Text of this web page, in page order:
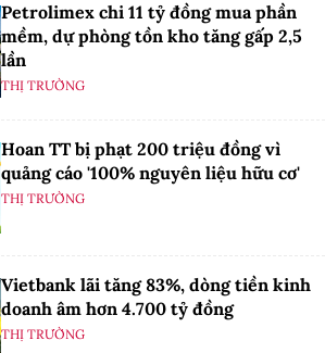
Petrolimex chi 11 tỷ đồng mua phần
mềm, dự phòng tồn kho tăng gấp 2,5
lần
THỊ TRƯỜNG
Hoan TT bị phạt 200 triệu đồng vì
quảng cáo '100% nguyên liệu hữu cơ'
THỊ TRƯỜNG
Vietbank lãi tăng 83%, dòng tiền kinh
doanh âm hơn 4.700 tỷ đồng
THỊ TRƯỜNG